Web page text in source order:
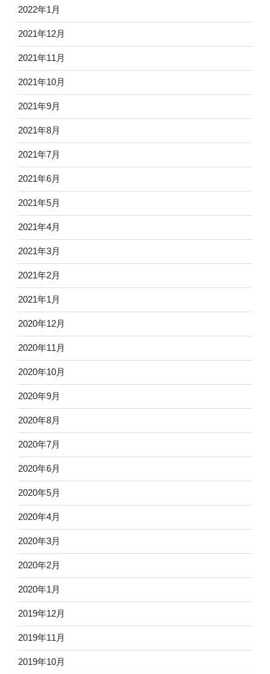
2022年1月
2021年12月
2021年11月
2021年10月
2021年9月
2021年8月
2021年7月
2021年6月
2021年5月
2021年4月
2021年3月
2021年2月
2021年1月
2020年12月
2020年11月
2020年10月
2020年9月
2020年8月
2020年7月
2020年6月
2020年5月
2020年4月
2020年3月
2020年2月
2020年1月
2019年12月
2019年11月
2019年10月